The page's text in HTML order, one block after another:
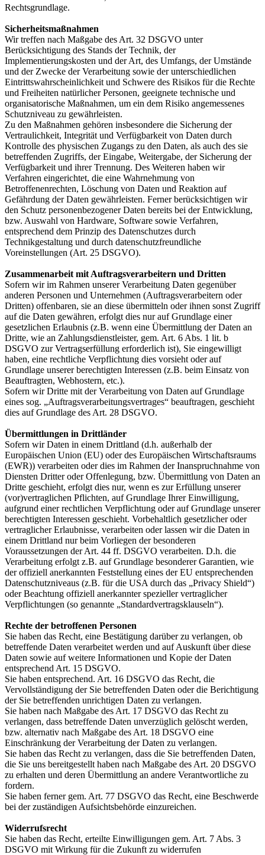
Rechtsgrundlage.
Sicherheitsmaßnahmen
Wir treffen nach Maßgabe des Art. 32 DSGVO unter
Berücksichtigung des Stands der Technik, der
Implementierungskosten und der Art, des Umfangs, der Umstände
und der Zwecke der Verarbeitung sowie der unterschiedlichen
Eintrittswahrscheinlichkeit und Schwere des Risikos für die Rechte
und Freiheiten natürlicher Personen, geeignete technische und
organisatorische Maßnahmen, um ein dem Risiko angemessenes
Schutzniveau zu gewährleisten.
Zu den Maßnahmen gehören insbesondere die Sicherung der
Vertraulichkeit, Integrität und Verfügbarkeit von Daten durch
Kontrolle des physischen Zugangs zu den Daten, als auch des sie
betreffenden Zugriffs, der Eingabe, Weitergabe, der Sicherung der
Verfügbarkeit und ihrer Trennung. Des Weiteren haben wir
Verfahren eingerichtet, die eine Wahrnehmung von
Betroffenenrechten, Löschung von Daten und Reaktion auf
Gefährdung der Daten gewährleisten. Ferner berücksichtigen wir
den Schutz personenbezogener Daten bereits bei der Entwicklung,
bzw. Auswahl von Hardware, Software sowie Verfahren,
entsprechend dem Prinzip des Datenschutzes durch
Technikgestaltung und durch datenschutzfreundliche
Voreinstellungen (Art. 25 DSGVO).
Zusammenarbeit mit Auftragsverarbeitern und Dritten
Sofern wir im Rahmen unserer Verarbeitung Daten gegenüber
anderen Personen und Unternehmen (Auftragsverarbeitern oder
Dritten) offenbaren, sie an diese übermitteln oder ihnen sonst Zugriff
auf die Daten gewähren, erfolgt dies nur auf Grundlage einer
gesetzlichen Erlaubnis (z.B. wenn eine Übermittlung der Daten an
Dritte, wie an Zahlungsdienstleister, gem. Art. 6 Abs. 1 lit. b
DSGVO zur Vertragserfüllung erforderlich ist), Sie eingewilligt
haben, eine rechtliche Verpflichtung dies vorsieht oder auf
Grundlage unserer berechtigten Interessen (z.B. beim Einsatz von
Beauftragten, Webhostern, etc.).
Sofern wir Dritte mit der Verarbeitung von Daten auf Grundlage
eines sog. „Auftragsverarbeitungsvertrages“ beauftragen, geschieht
dies auf Grundlage des Art. 28 DSGVO.
Übermittlungen in Drittländer
Sofern wir Daten in einem Drittland (d.h. außerhalb der
Europäischen Union (EU) oder des Europäischen Wirtschaftsraums
(EWR)) verarbeiten oder dies im Rahmen der Inanspruchnahme von
Diensten Dritter oder Offenlegung, bzw. Übermittlung von Daten an
Dritte geschieht, erfolgt dies nur, wenn es zur Erfüllung unserer
(vor)vertraglichen Pflichten, auf Grundlage Ihrer Einwilligung,
aufgrund einer rechtlichen Verpflichtung oder auf Grundlage unserer
berechtigten Interessen geschieht. Vorbehaltlich gesetzlicher oder
vertraglicher Erlaubnisse, verarbeiten oder lassen wir die Daten in
einem Drittland nur beim Vorliegen der besonderen
Voraussetzungen der Art. 44 ff. DSGVO verarbeiten. D.h. die
Verarbeitung erfolgt z.B. auf Grundlage besonderer Garantien, wie
der offiziell anerkannten Feststellung eines der EU entsprechenden
Datenschutzniveaus (z.B. für die USA durch das „Privacy Shield“)
oder Beachtung offiziell anerkannter spezieller vertraglicher
Verpflichtungen (so genannte „Standardvertragsklauseln“).
Rechte der betroffenen Personen
Sie haben das Recht, eine Bestätigung darüber zu verlangen, ob
betreffende Daten verarbeitet werden und auf Auskunft über diese
Daten sowie auf weitere Informationen und Kopie der Daten
entsprechend Art. 15 DSGVO.
Sie haben entsprechend. Art. 16 DSGVO das Recht, die
Vervollständigung der Sie betreffenden Daten oder die Berichtigung
der Sie betreffenden unrichtigen Daten zu verlangen.
Sie haben nach Maßgabe des Art. 17 DSGVO das Recht zu
verlangen, dass betreffende Daten unverzüglich gelöscht werden,
bzw. alternativ nach Maßgabe des Art. 18 DSGVO eine
Einschränkung der Verarbeitung der Daten zu verlangen.
Sie haben das Recht zu verlangen, dass die Sie betreffenden Daten,
die Sie uns bereitgestellt haben nach Maßgabe des Art. 20 DSGVO
zu erhalten und deren Übermittlung an andere Verantwortliche zu
fordern.
Sie haben ferner gem. Art. 77 DSGVO das Recht, eine Beschwerde
bei der zuständigen Aufsichtsbehörde einzureichen.
Widerrufsrecht
Sie haben das Recht, erteilte Einwilligungen gem. Art. 7 Abs. 3
DSGVO mit Wirkung für die Zukunft zu widerrufen